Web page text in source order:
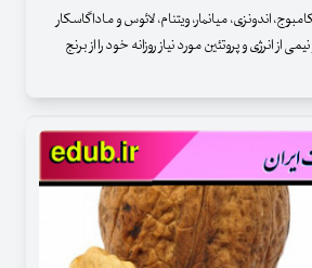
اندونزی، میانمار، ویتنام، لائوس و ماداگاسکار
نفر نیمی از انرژی و پروتئین مورد نیاز روزانه خود را از برنج